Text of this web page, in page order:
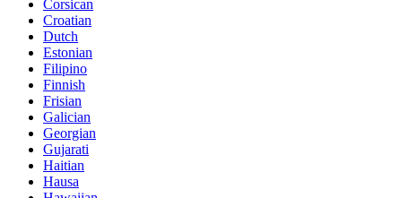
Corsican
Croatian
Dutch
Estonian
Filipino
Finnish
Frisian
Galician
Georgian
Gujarati
Haitian
Hausa